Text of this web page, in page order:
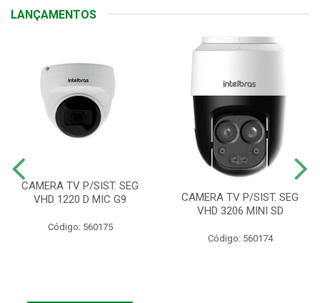
LANÇAMENTOS
CAMERA TV P/SIST. SEG
VHD 1220 D MIC G9
Código: 560175
CAMERA TV P/SIST. SEG
VHD 3206 MINI SD
Código: 560174